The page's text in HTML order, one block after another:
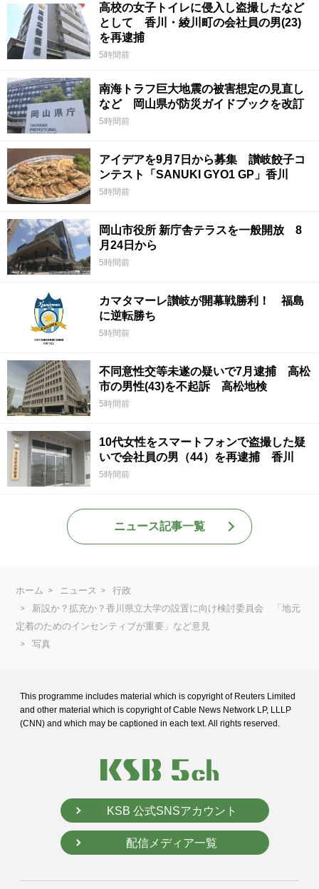
高校の女子トイレに侵入し盗撮したなど
として 香川・綾川町の会社員の男(23)
を再逮捕
5時間前
南海トラフ巨大地震の被害想定の見直し
など 岡山県が防災ガイドブックを改訂
5時間前
アイデアを9月7日から募集 讃岐餃子コ
ンテスト「SANUKI GYO1 GP」香川
5時間前
岡山市役所 新庁舎テラスを一般開放 8
月24日から
5時間前
カマタマーレ讃岐が開幕戦勝利！ 福島
に逆転勝ち
5時間前
不同意性交等未遂の疑いで7月逮捕 高松
市の男性(43)を不起訴 高松地検
5時間前
10代女性をスマートフォンで盗撮した疑
いで会社員の男（44）を再逮捕 香川
5時間前
ニュース記事一覧
ホーム ニュース
行政
新設か？拡充か？香川県立大学の設置に向け検討委員会 「地元
定着のためのインセンティブが重要」など意見
写真
This programme includes material which is copyright of Reuters Limited
and other material which is copyright of Cable News Network LP, LLLP
(CNN) and which may be captioned in each text. All rights reserved.
KSB 公式SNSアカウント
配信メディア一覧